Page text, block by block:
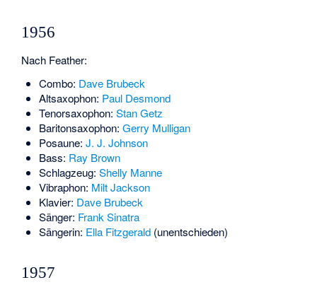
1956
Nach Feather:
Combo: Dave Brubeck
Altsaxophon: Paul Desmond
Tenorsaxophon: Stan Getz
Baritonsaxophon: Gerry Mulligan
Posaune: J. J. Johnson
Bass: Ray Brown
Schlagzeug: Shelly Manne
Vibraphon: Milt Jackson
Klavier: Dave Brubeck
Sänger: Frank Sinatra
Sängerin: Ella Fitzgerald(unentschieden)
1957